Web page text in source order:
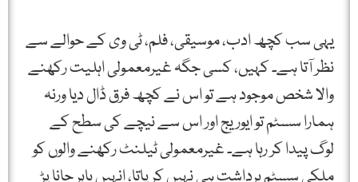
یہی سب کچھ ادب، موسیقی، فلم، ٹی وی کے حوالے سے
نظر آتا ہے۔ کہیں، کسی جگہ غیرمعمولی اہلیت رکھنے
والا شخص موجود ہے تو اس نے کچھ فرق ڈال دیا ورنہ
ہمارا سسٹم تو ایوریج اور اس سے نیچے کی سطح کے
لوگ پیدا کر رہا ہے۔ غیرمعمولی ٹیلنٹ رکھنے والوں کو
ملکی سسٹم برداشت ہی نہیں کر پاتا، انہیں باہر جانا پڑ